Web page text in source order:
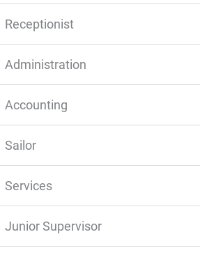
Receptionist
Administration
Accounting
Sailor
Services
Junior Supervisor